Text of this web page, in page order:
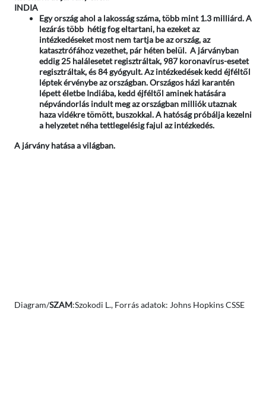
INDIA
Egy ország ahol a lakosság száma, több mint 1.3 milliárd. A
lezárás több hétig fog eltartani, ha ezeket az
intézkedéseket most nem tartja be az ország, az
katasztrófához vezethet, pár héten belül. A járványban
eddig 25 halálesetet regisztráltak, 987 koronavírus-esetet
regisztráltak, és 84 gyógyult. Az intézkedések kedd éjféltől
léptek érvénybe az országban. Országos házi karantén
lépett életbe Indiába, kedd éjféltől aminek hatására
népvándorlás indult meg az országban milliók utaznak
haza vidékre tömött, buszokkal. A hatóság próbálja kezelni
a helyzetet néha tettlegelésig fajul az intézkedés.
A járvány hatása a világban.
Diagram/SZAM:Szokodi L., Forrás adatok: Johns Hopkins CSSE